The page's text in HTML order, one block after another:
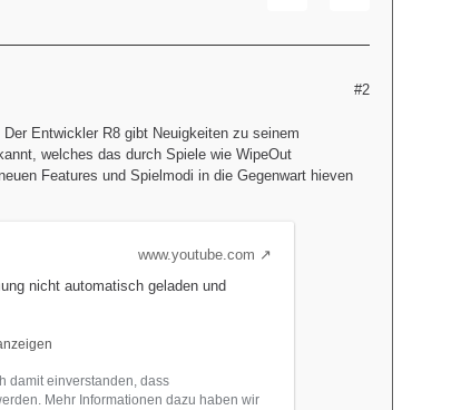
#2
Entwickler R8 gibt Neuigkeiten zu seinem
welches das durch Spiele wie WipeOut
Features und Spielmodi in die Gegenwart hieven
www.youtube.com
nicht automatisch geladen und
damit einverstanden, dass
Mehr Informationen dazu haben wir